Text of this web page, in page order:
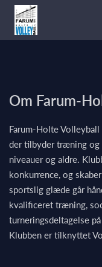
Om Farum-
Farum-Holte
der tilbyder træning og
niveauer og aldre.
konkurrence, og
sportslig glæde går
kvalificeret træning,
turneringsdeltagelse
Klubben er tilknyttet